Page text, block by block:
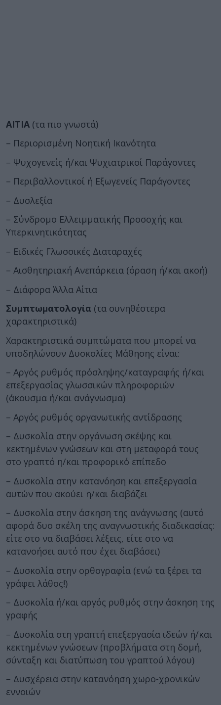
ΑΙΤΙΑ (τα πιο γνωστά)
– Περιορισμένη Νοητική Ικανότητα
– Ψυχογενείς ή/και Ψυχιατρικοί Παράγοντες
– Περιβαλλοντικοί ή Εξωγενείς Παράγοντες
– Δυσλεξία
– Σύνδρομο Ελλειμματικής Προσοχής και
Υπερκινητικότητας
– Ειδικές Γλωσσικές Διαταραχές
– Αισθητηριακή Ανεπάρκεια (όραση ή/και ακοή)
– Διάφορα Άλλα Αίτια
Συμπτωματολογία (τα συνηθέστερα
χαρακτηριστικά)
Χαρακτηριστικά συμπτώματα που μπορεί να
υποδηλώνουν Δυσκολίες Μάθησης είναι:
– Αργός ρυθμός πρόσληψης/καταγραφής ή/και
επεξεργασίας γλωσσικών πληροφοριών
(άκουσμα ή/και ανάγνωσμα)
– Αργός ρυθμός οργανωτικής αντίδρασης
– Δυσκολία στην οργάνωση σκέψης και
κεκτημένων γνώσεων και στη μεταφορά τους
στο γραπτό η/και προφορικό επίπεδο
– Δυσκολία στην κατανόηση και επεξεργασία
αυτών που ακούει η/και διαβάζει
– Δυσκολία στην άσκηση της ανάγνωσης (αυτό
αφορά δυο σκέλη της αναγνωστικής διαδικασίας:
είτε στο να διαβάσει λέξεις, είτε στο να
κατανοήσει αυτό που έχει διαβάσει)
– Δυσκολία στην ορθογραφία (ενώ τα ξέρει τα
γράφει λάθος!)
– Δυσκολία ή/και αργός ρυθμός στην άσκηση της
γραφής
– Δυσκολία στη γραπτή επεξεργασία ιδεών ή/και
κεκτημένων γνώσεων (προβλήματα στη δομή,
σύνταξη και διατύπωση του γραπτού λόγου)
– Δυσχέρεια στην κατανόηση χωρο-χρονικών
εννοιών